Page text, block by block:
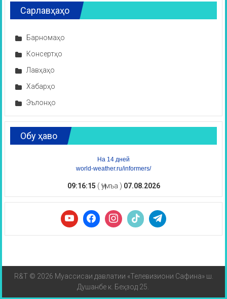
Сарлавҳаҳо
Барномаҳо
Консертҳо
Лавҳаҳо
Хабарҳо
Эълонҳо
Обу ҳаво
На 14 дней
world-weather.ru/informers/
09:16:16 ( Ҷумъа ) 07.08.2026
R&T © 2026 Муассисаи давлатии «Телевизиони Сафина» ш.
Душанбе к. Беҳзод 25.